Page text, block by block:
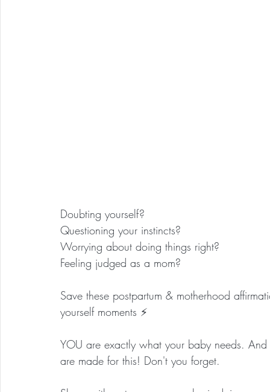
Doubting yourself?
Questioning your instincts?
Worrying about doing things right?
Feeling judged as a mom?
Save these postpartum & motherhood
yourself moments ⚡️
YOU are exactly what your baby needs.
are made for this! Don't you forget.